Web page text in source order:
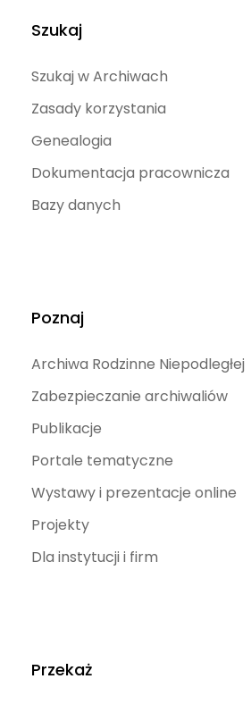
Szukaj
Szukaj w Archiwach
Zasady korzystania
Genealogia
Dokumentacja pracownicza
Bazy danych
Poznaj
Archiwa Rodzinne Niepodległej
Zabezpieczanie archiwaliów
Publikacje
Portale tematyczne
Wystawy i prezentacje online
Projekty
Dla instytucji i firm
Przekaż